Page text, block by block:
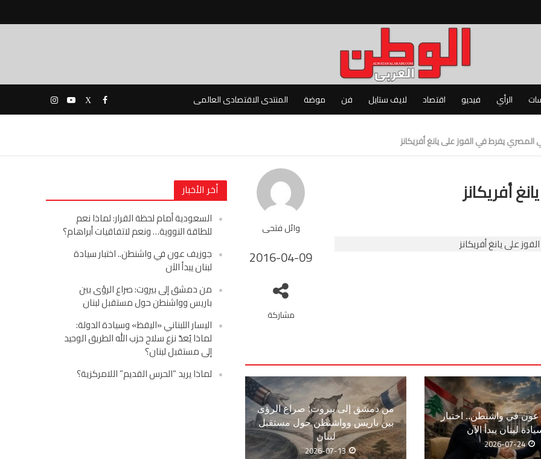
الرأي فيديو اقتصاد لايف ستايل فن موضة المنتدى الاقتصادى العالمى
المصري يفرط في الفوز على يانغ أفريكانز
أخر الأخبار
السعودية أمام لحظة القرار: لماذا نعم
للطاقة النووية… ونعم لاتفاقيات أبراهام؟
جوزيف عون في واشنطن.. اختبار سيادة
لبنان يبدأ الآن
من دمشق إلى بيروت: صراع الرؤى بين
باريس وواشنطن حول مستقبل لبنان
اليسار اللبناني «اليقظ» وسيادة الدولة:
لماذا يُعدّ نزع سلاح حزب الله الطريق الوحيد
إلى مستقبل لبنان؟
لماذا يريد “الحرس القديم” اللامركزية؟
وائل فتحى
2016-04-09
مشاركة
أفريكانز
في واشنطن.. اختبار
لبنان يبدأ الآن
2026-07-24
من دمشق إلى بيروت: صراع الرؤى
بين باريس وواشنطن حول مستقبل
لبنان
2026-07-13